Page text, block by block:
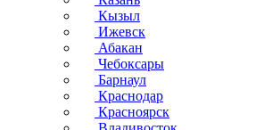
Кызыл
Ижевск
Абакан
Чебоксары
Барнаул
Краснодар
Красноярск